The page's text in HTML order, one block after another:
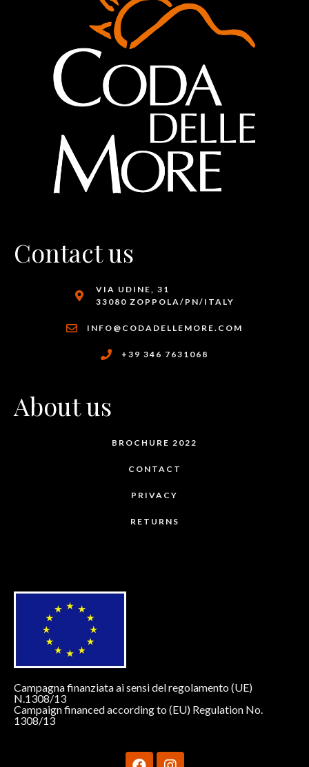
Contact us
VIA UDINE, 31
33080 ZOPPOLA/PN/ITALY
INFO@CODADELLEMORE.COM
+39 346 7631068
About us
BROCHURE 2022
CONTACT
PRIVACY
RETURNS
Campagna finanziata ai sensi del regolamento (UE)
N.1308/13
Campaign financed according to (EU) Regulation No.
1308/13